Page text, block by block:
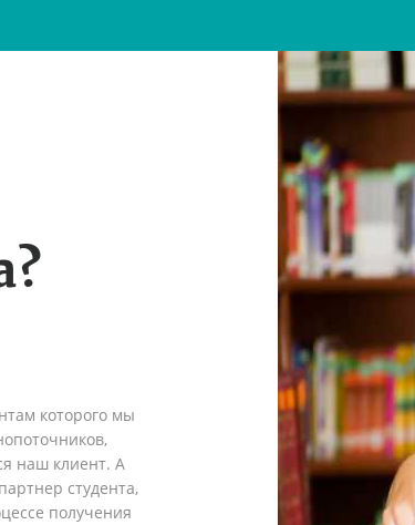
которого мы
наш клиент. А
студента,
получения